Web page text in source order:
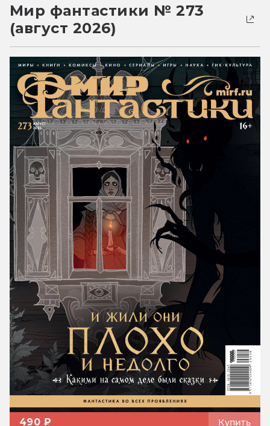
Мир фантастики № 273
(август 2026)
490 ₽ Купить